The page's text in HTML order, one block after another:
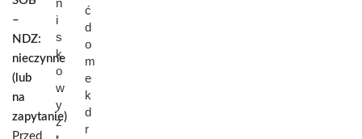
–
NDZ:
nieczynne
(lub
na
zapytanie)
Przed
n
i
s
k
o
w
y
z
ć
d
o
m
e
k
d
r